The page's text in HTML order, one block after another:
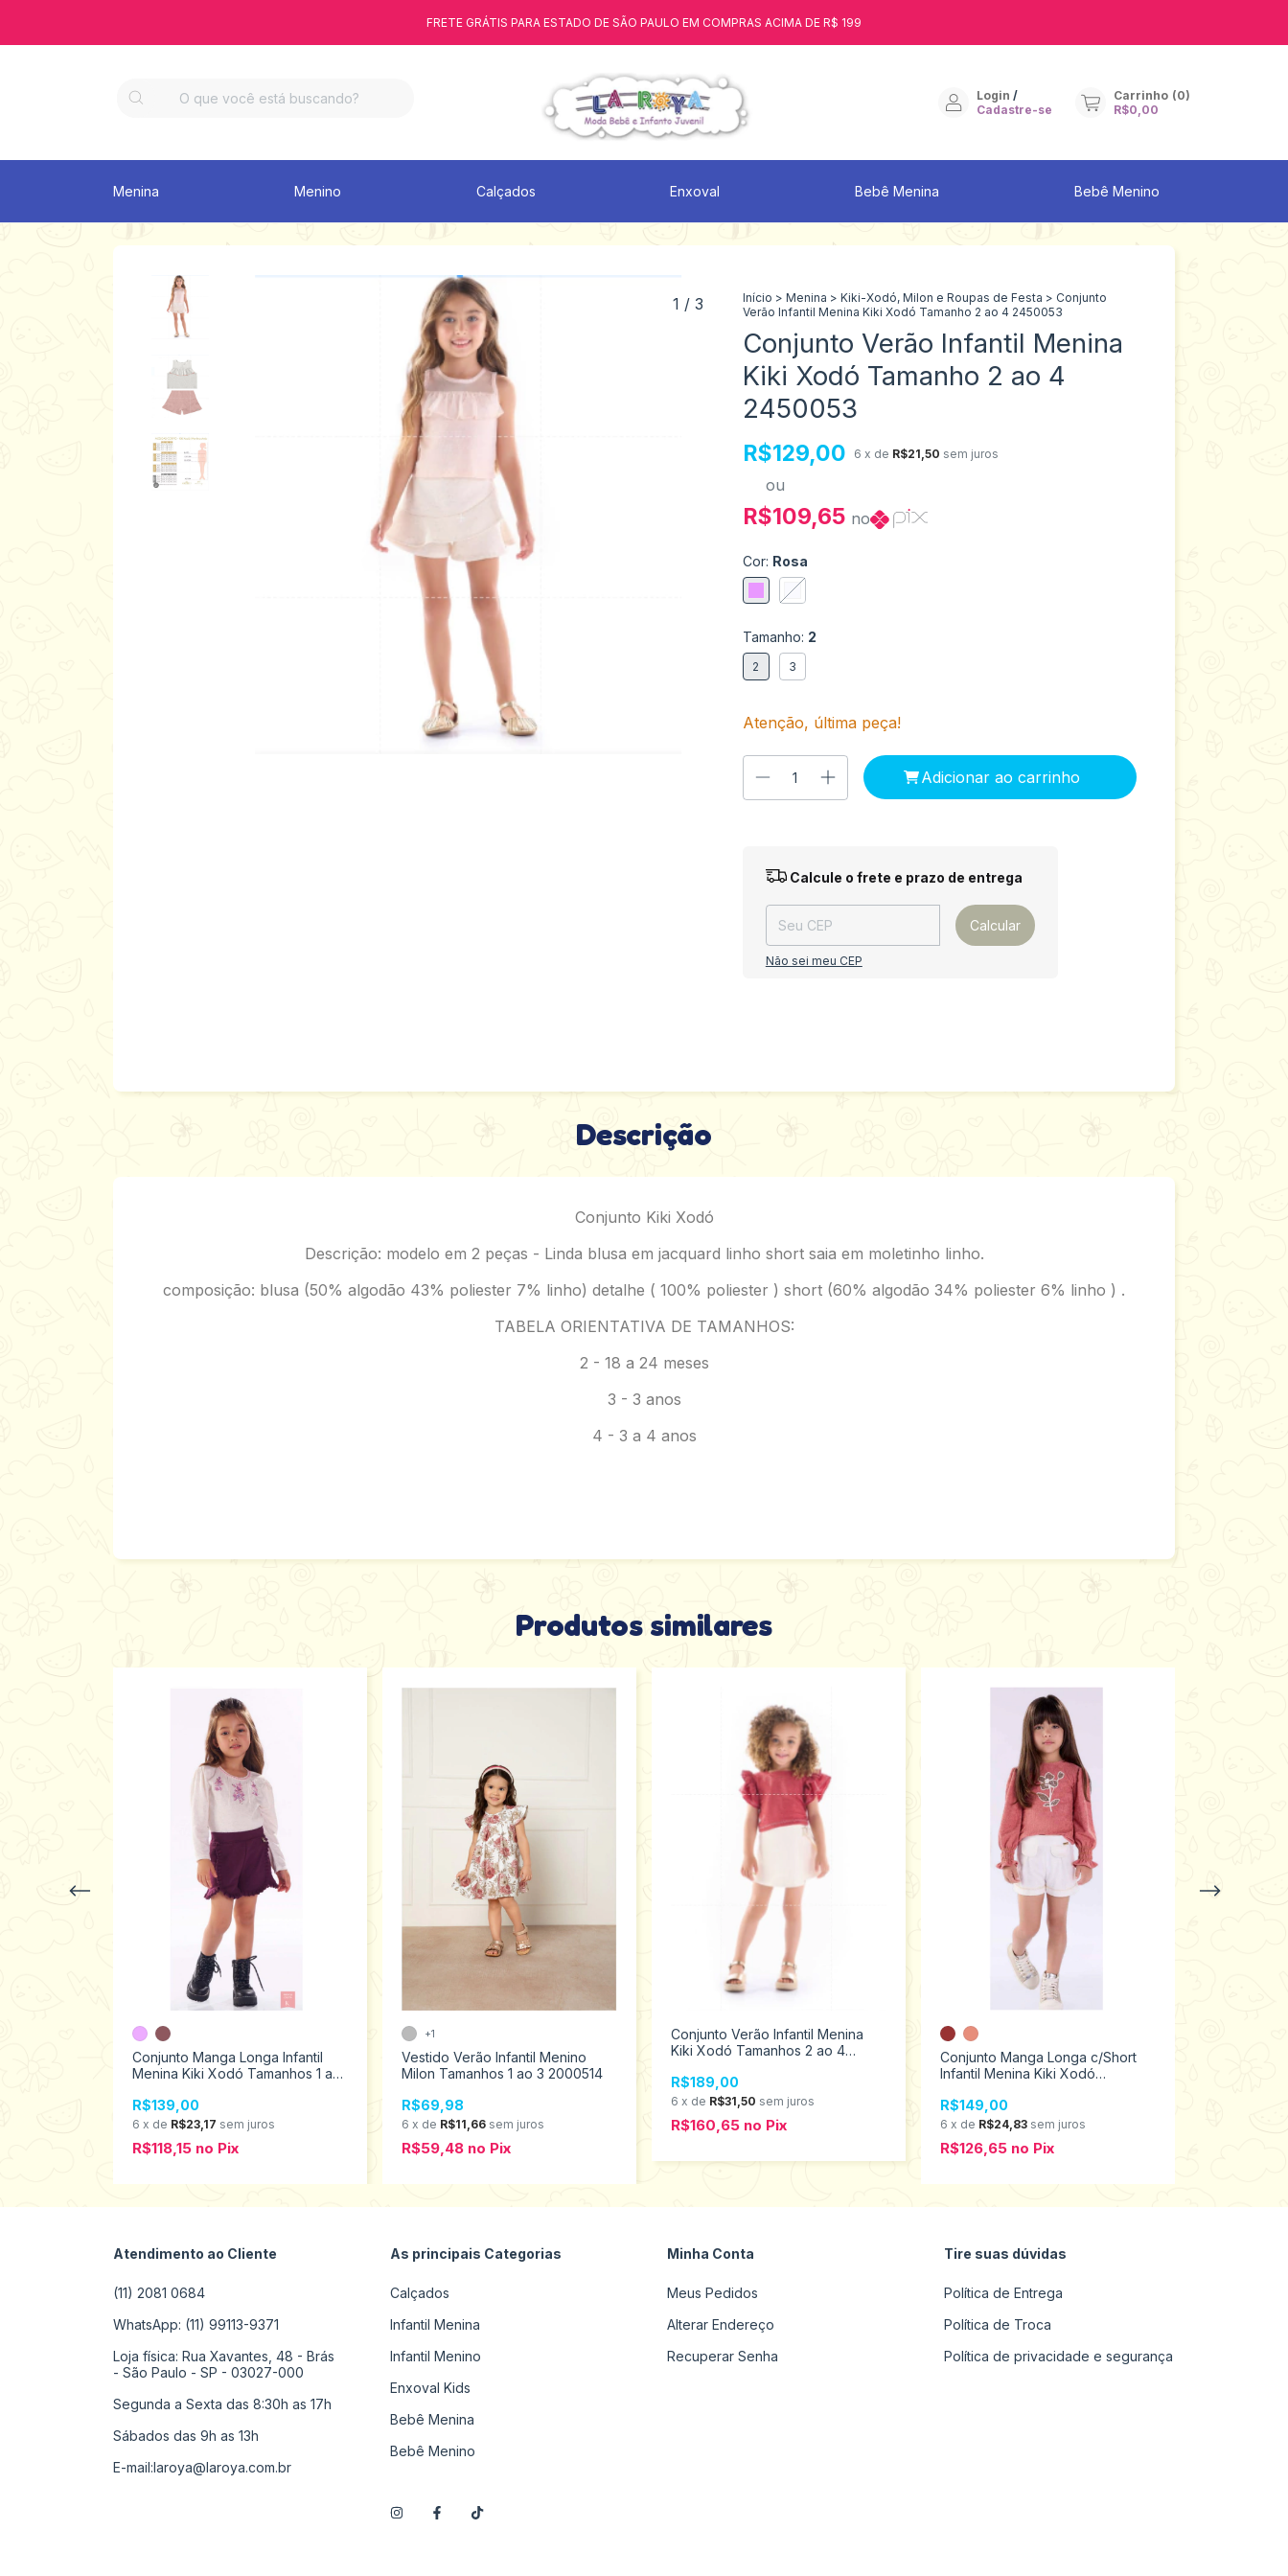
FRETE GRÁTIS PARA ESTADO DE SÃO PAULO EM COMPRAS ACIMA DE R$ 199
Login /
Cadastre-se
Carrinho (0)
R$0,00
Menina Menino Calçados Enxoval Bebê Menina Bebê Menino
1 / 3 Início > Menina > Kiki-Xodó, Milon e Roupas de Festa > Conjunto
Verão Infantil Menina Kiki Xodó Tamanho 2 ao 4 2450053
Conjunto Verão Infantil Menina
Kiki Xodó Tamanho 2 ao 4
2450053
R$129,00 6 x de R$21,50 sem juros
ou
R$109,65 no
Cor: Rosa
Tamanho: 2
2 3
Atenção, última peça!
Entregas para o CEP: Alterar CEP
Calcule o frete e prazo de entrega
Calcular
Não sei meu CEP
Descrição
Conjunto Kiki Xodó
Descrição: modelo em 2 peças - Linda blusa em jacquard linho short saia em moletinho linho.
composição: blusa (50% algodão 43% poliester 7% linho) detalhe ( 100% poliester ) short (60% algodão 34% poliester 6% linho ) .
TABELA ORIENTATIVA DE TAMANHOS:
2 - 18 a 24 meses
3 - 3 anos
4 - 3 a 4 anos
Produtos similares
Conjunto Manga Longa Infantil
Menina Kiki Xodó Tamanhos 1 ao
R$139,00
6 x de R$23,17 sem juros
R$118,15 no Pix
Vestido Verão Infantil Menino
Milon Tamanhos 1 ao 3 2000514
R$69,98
6 x de R$11,66 sem juros
R$59,48 no Pix
+1
Conjunto Verão Infantil Menina
Kiki Xodó Tamanhos 2 ao 4
R$189,00
6 x de R$31,50 sem juros
R$160,65 no Pix
Conjunto Manga Longa c/Short
Infantil Menina Kiki Xodó
R$149,00
6 x de R$24,83 sem juros
R$126,65 no Pix
Atendimento ao Cliente
(11) 2081 0684
WhatsApp: (11) 99113-9371
Loja física: Rua Xavantes, 48 - Brás
- São Paulo - SP - 03027-000
Segunda a Sexta das 8:30h as 17h
Sábados das 9h as 13h
E-mail:laroya@laroya.com.br
As principais Categorias
Calçados
Infantil Menina
Infantil Menino
Enxoval Kids
Bebê Menina
Bebê Menino
Minha Conta
Meus Pedidos
Alterar Endereço
Recuperar Senha
Tire suas dúvidas
Política de Entrega
Política de Troca
Política de privacidade e segurança